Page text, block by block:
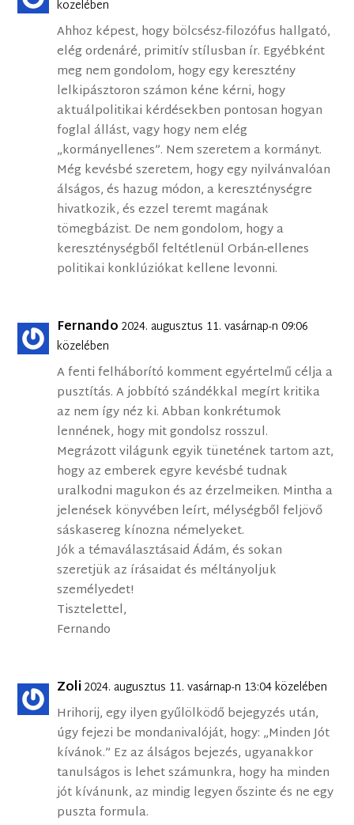
közelében
Ahhoz képest, hogy bölcsész-filozófus hallgató,
elég ordenáré, primitív stílusban ír. Egyébként
meg nem gondolom, hogy egy keresztény
lelkipásztoron számon kéne kérni, hogy
aktuálpolitikai kérdésekben pontosan hogyan
foglal állást, vagy hogy nem elég
„kormányellenes”. Nem szeretem a kormányt.
Még kevésbé szeretem, hogy egy nyilvánvalóan
álságos, és hazug módon, a kereszténységre
hivatkozik, és ezzel teremt magának
tömegbázist. De nem gondolom, hogy a
kereszténységből feltétlenül Orbán-ellenes
politikai konklúziókat kellene levonni.
Fernando 2024. augusztus 11. vasárnap-n 09:06
közelében
A fenti felháborító komment egyértelmű célja a
pusztítás. A jobbító szándékkal megírt kritika
az nem így néz ki. Abban konkrétumok
lennének, hogy mit gondolsz rosszul.
Megrázott világunk egyik tünetének tartom azt,
hogy az emberek egyre kevésbé tudnak
uralkodni magukon és az érzelmeiken. Mintha a
jelenések könyvében leírt, mélységből feljövő
sáskasereg kínozna némelyeket.
Jók a témaválasztásaid Ádám, és sokan
szeretjük az írásaidat és méltányoljuk
személyedet!
Tisztelettel,
Fernando
Zoli2024. augusztus 11. vasárnap-n 13:04 közelében
Hrihorij, egy ilyen gyűlölködő bejegyzés után,
úgy fejezi be mondanivalóját, hogy: „Minden Jót
kívánok.” Ez az álságos bejezés, ugyanakkor
tanulságos is lehet számunkra, hogy ha minden
jót kívánunk, az mindig legyen őszinte és ne egy
puszta formula.